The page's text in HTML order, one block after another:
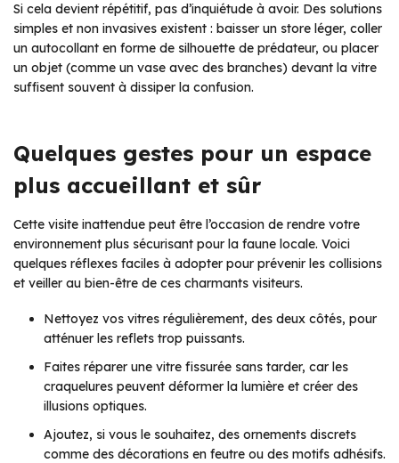
Si cela devient répétitif, pas d’inquiétude à avoir. Des solutions
simples et non invasives existent : baisser un store léger, coller
un autocollant en forme de silhouette de prédateur, ou placer
un objet (comme un vase avec des branches) devant la vitre
suffisent souvent à dissiper la confusion.
Quelques gestes pour un espace
plus accueillant et sûr
Cette visite inattendue peut être l’occasion de rendre votre
environnement plus sécurisant pour la faune locale. Voici
quelques réflexes faciles à adopter pour prévenir les collisions
et veiller au bien-être de ces charmants visiteurs.
Nettoyez vos vitres régulièrement, des deux côtés, pour
atténuer les reflets trop puissants.
Faites réparer une vitre fissurée sans tarder, car les
craquelures peuvent déformer la lumière et créer des
illusions optiques.
Ajoutez, si vous le souhaitez, des ornements discrets
comme des décorations en feutre ou des motifs adhésifs.